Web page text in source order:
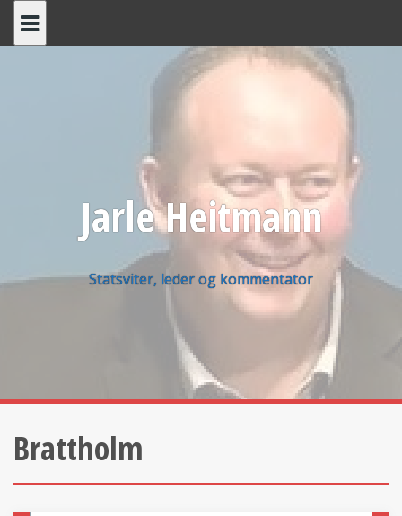
Jarle Heitmann
Statsviter, leder og kommentator
Brattholm